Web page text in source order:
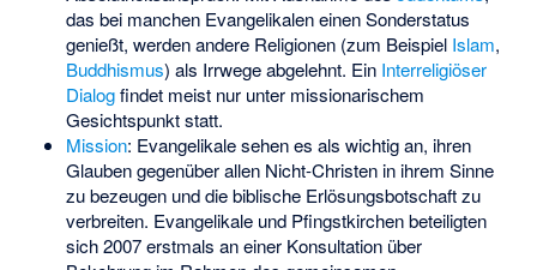
das bei manchen Evangelikalen einen Sonderstatus
genießt, werden andere Religionen (zum Beispiel Islam,
Buddhismus) als Irrwege abgelehnt. Ein Interreligiöser
Dialogfindet meist nur unter missionarischem
Gesichtspunkt statt.
Mission: Evangelikale sehen es als wichtig an, ihren
Glauben gegenüber allen Nicht-Christen in ihrem Sinne
zu bezeugen und die biblische Erlösungsbotschaft zu
verbreiten. Evangelikale und Pfingstkirchen beteiligten
sich 2007 erstmals an einer Konsultation über